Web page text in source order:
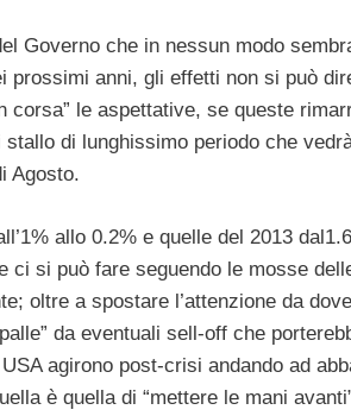
Governo che in nessun modo
anni, gli effetti non si può
le aspettative, se queste
di lunghissimo periodo che
Agosto.
allo 0.2% e quelle del 2013
ci si può fare seguendo le mosse
oltre a spostare l’attenzione da
da eventuali sell-off che
agirono post-crisi andando ad
è quella di “mettere le mani